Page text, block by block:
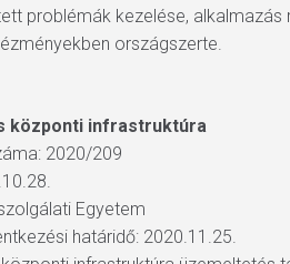
problémák kezelése,
országszerte.
központi infrastruktúra
2020/209
Egyetem
határidő: 2020.11.25.